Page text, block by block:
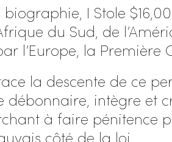
biographie, I Stole
du Sud, de
l’Europe, la Première
la descente de ce
débonnaire, intègre et
à faire pénitence